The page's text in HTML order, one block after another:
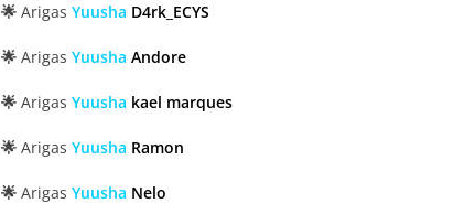
🌟 Arigas Yuusha D4rk_ECYS
🌟 Arigas Yuusha Andore
🌟 Arigas Yuusha kael marques
🌟 Arigas Yuusha Ramon
🌟 Arigas Yuusha Nelo